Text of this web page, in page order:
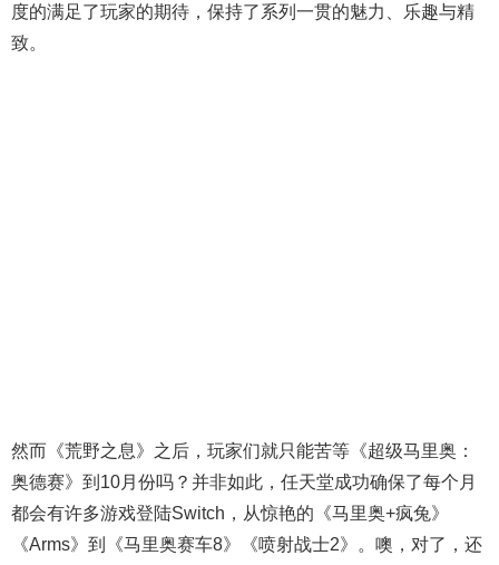
度的满足了玩家的期待，保持了系列一贯的魅力、乐趣与精
致。
然而《荒野之息》之后，玩家们就只能苦等《超级马里奥：
奥德赛》到10月份吗？并非如此，任天堂成功确保了每个月
都会有许多游戏登陆Switch，从惊艳的《马里奥+疯兔》
《Arms》到《马里奥赛车8》《喷射战士2》。噢，对了，还